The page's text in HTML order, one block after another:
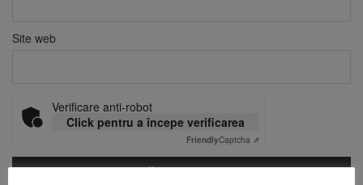
Site web
Verificare anti-robot
Click pentru a începe verificarea
FriendlyCaptcha ⇗